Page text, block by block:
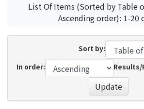
List Of Items (Sorted by Table
Ascending order): 1-20
Sort by:
In order:
Results/
Update